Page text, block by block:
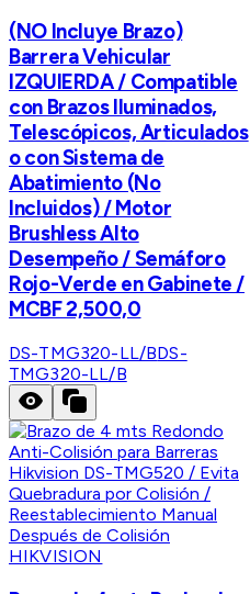
(NO Incluye Brazo)
Barrera Vehicular
IZQUIERDA / Compatible
con Brazos Iluminados,
Telescópicos, Articulados
o con Sistema de
Abatimiento (No
Incluidos) / Motor
Brushless Alto
Desempeño / Semáforo
Rojo-Verde en Gabinete /
MCBF 2,500,0
DS-TMG320-LL/BDS-
TMG320-LL/B
HIKVISION